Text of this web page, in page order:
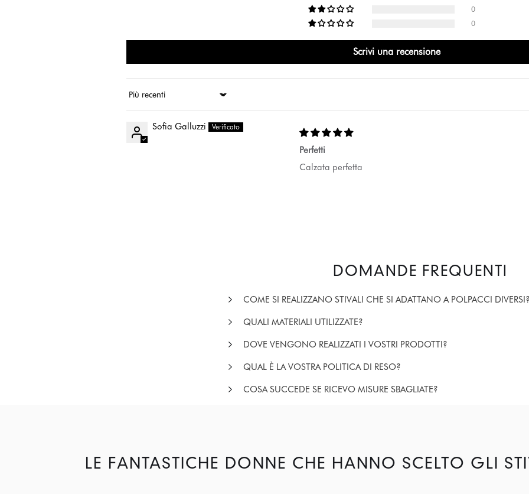
0
0
Scrivi una recensione
Ordina per
Sofia Galluzzi
Perfetti
Calzata perfetta
DOMANDE FREQUENTI
COME SI REALIZZANO STIVALI CHE SI ADATTANO A POLPACCI DIVERSI?
QUALI MATERIALI UTILIZZATE?
DOVE VENGONO REALIZZATI I VOSTRI PRODOTTI?
QUAL È LA VOSTRA POLITICA DI RESO?
COSA SUCCEDE SE RICEVO MISURE SBAGLIATE?
LE FANTASTICHE DONNE CHE HANNO SCELTO GLI